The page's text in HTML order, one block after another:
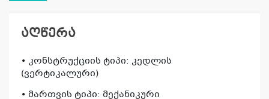
აღწერა
• კონსტრუქციის ტიპი: კედლის
(ვერტიკალური)
• მართვის ტიპი: მექანიკური